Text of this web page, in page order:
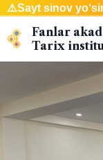
⚠️Sayt sinov y |
Fanlar
Tarix